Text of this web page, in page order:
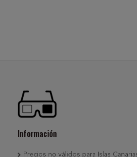
Información
Precios no válidos para Islas